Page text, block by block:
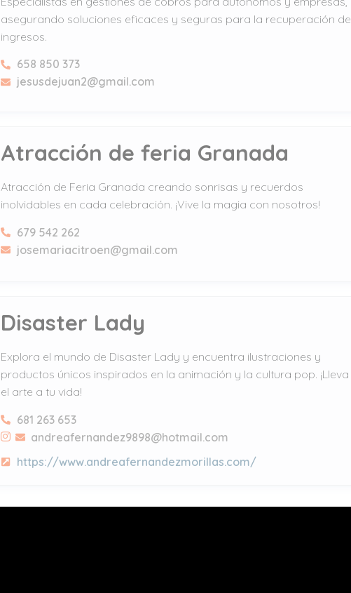
asegurando soluciones eficaces y seguras para la recuperación de
ingresos.
658 850 373
jesusdejuan2@gmail.com
Atracción de feria Granada
Atracción de Feria Granada creando sonrisas y recuerdos
inolvidables en cada celebración. ¡Vive la magia con nosotros!
679 542 262
josemariacitroen@gmail.com
Disaster Lady
Explora el mundo de Disaster Lady y encuentra ilustraciones y
productos únicos inspirados en la animación y la cultura pop. ¡Lleva
el arte a tu vida!
681 263 653
andreafernandez9898@hotmail.com
https://www.andreafernandezmorillas.com/